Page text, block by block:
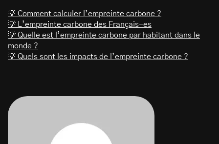
💡 Comment calculer l’empreinte carbone ?
💡 L’empreinte carbone des Français-es
💡 Quelle est l’empreinte carbone par habitant dans le
monde ?
💡 Quels sont les impacts de l’empreinte carbone ?